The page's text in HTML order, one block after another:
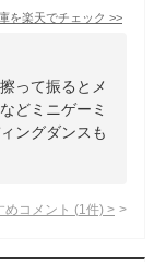
を楽天でチェック >>
って振るとメ
どミニゲーミ
ングダンスも
めコメント (1 件) >